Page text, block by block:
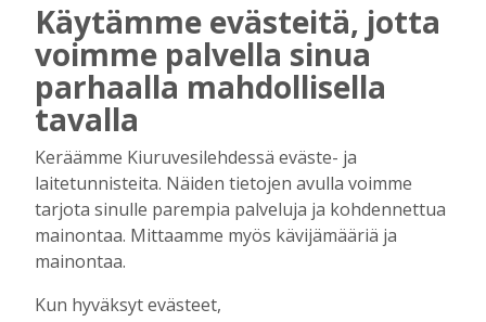
Golftapahtuma tuotti jälleen komeasti
tukea Kiuruveden nuorille – palkittavat
julkaistaan loppuvuodesta
Tilaajille
Aku Laatikainen
Biokaasu, Hingunniemi, tiet,
rahoitusasiat, työllisyys, lääkäripula… –
ministeri Sari Essayahin kanssa piisasi
keskustelunaiheita
Tilaajille
Käytämme evästeitä, jotta
voimme palvella sinua
parhaalla mahdollisella
tavalla
Keräämme Kiuruvesilehdessä eväste- ja
laitetunnisteita. Näiden tietojen avulla voimme
tarjota sinulle parempia palveluja ja kohdennettua
mainontaa. Mittaamme myös kävijämääriä ja
mainontaa.
Kun hyväksyt evästeet,